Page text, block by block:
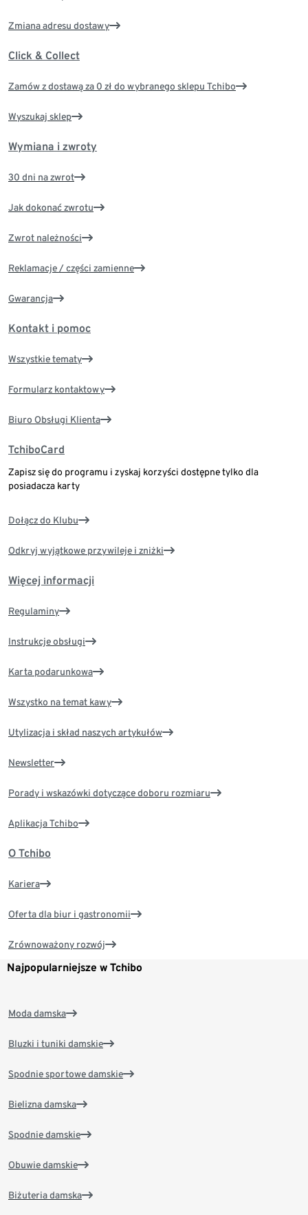
Zmiana adresu dostawy
Click & Collect
Zamów z dostawą za 0 zł do wybranego sklepu Tchibo
Wyszukaj sklep
Wymiana i zwroty
30 dni na zwrot
Jak dokonać zwrotu
Zwrot należności
Reklamacje / części zamienne
Gwarancja
Kontakt i pomoc
Wszystkie tematy
Formularz kontaktowy
Biuro Obsługi Klienta
TchiboCard
Zapisz się do programu i zyskaj korzyści dostępne tylko dla
posiadacza karty
Dołącz do Klubu
Odkryj wyjątkowe przywileje i zniżki
Więcej informacji
Regulaminy
Instrukcje obsługi
Karta podarunkowa
Wszystko na temat kawy
Utylizacja i skład naszych artykułów
Newsletter
Porady i wskazówki dotyczące doboru rozmiaru
Aplikacja Tchibo
O Tchibo
Kariera
Oferta dla biur i gastronomii
Zrównoważony rozwój
Najpopularniejsze w Tchibo
Moda damska
Bluzki i tuniki damskie
Spodnie sportowe damskie
Bielizna damska
Spodnie damskie
Obuwie damskie
Biżuteria damska